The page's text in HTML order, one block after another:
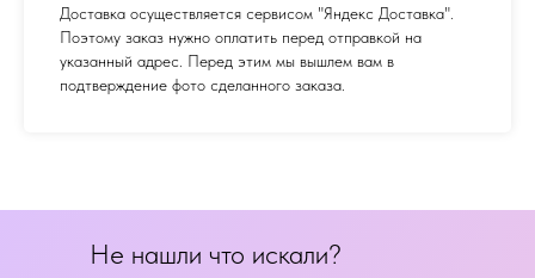
Доставка осуществляется сервисом "Яндекс Доставка".
Поэтому заказ нужно оплатить перед отправкой на
указанный адрес. Перед этим мы вышлем вам в
подтверждение фото сделанного заказа.
Не нашли что искали?